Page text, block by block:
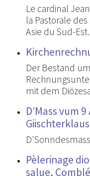
Le cardinal
la Pastorale
Asie du Sud-
Der Bestand
mit dem
D’Mass vum
Pèlerinage
salue,